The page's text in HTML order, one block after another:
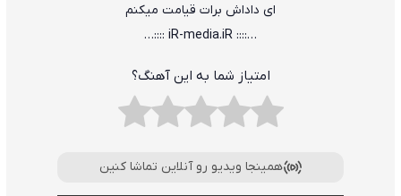
ای داداش برات قیامت میکنم
…:::: iR-media.iR ::::…
امتیاز شما به این آهنگ؟
همینجا ویدیو رو آنلاین تماشا کنین